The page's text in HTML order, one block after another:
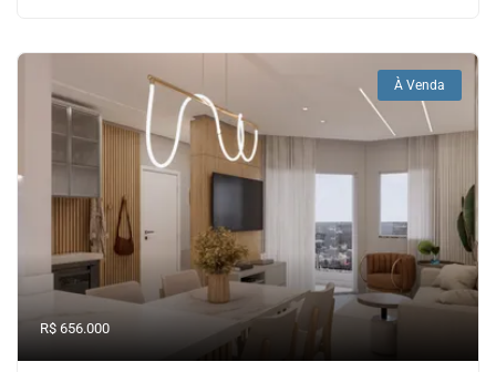
À Venda
R$ 656.000